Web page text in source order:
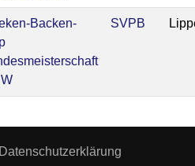
Backen-
SVPB
Datenschutzerklärung